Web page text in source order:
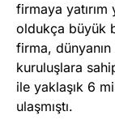
firmaya yatırım
oldukça büyük
firma,
kuruluşlara
ile yaklaşık 6
ulaşmıştı.